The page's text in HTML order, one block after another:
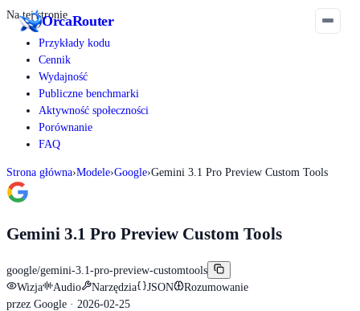
OrcaRouter
Na tej stronie
Przykłady kodu
Cennik
Wydajność
Publiczne benchmarki
Aktywność społeczności
Porównanie
FAQ
Strona główna›Modele›Google›Gemini 3.1 Pro Preview Custom Tools
Gemini 3.1 Pro Preview Custom Tools
google/gemini-3.1-pro-preview-customtools
Wizja
Audio Narzędzia JSON
Rozumowanie
przez Google · 2026-02-25